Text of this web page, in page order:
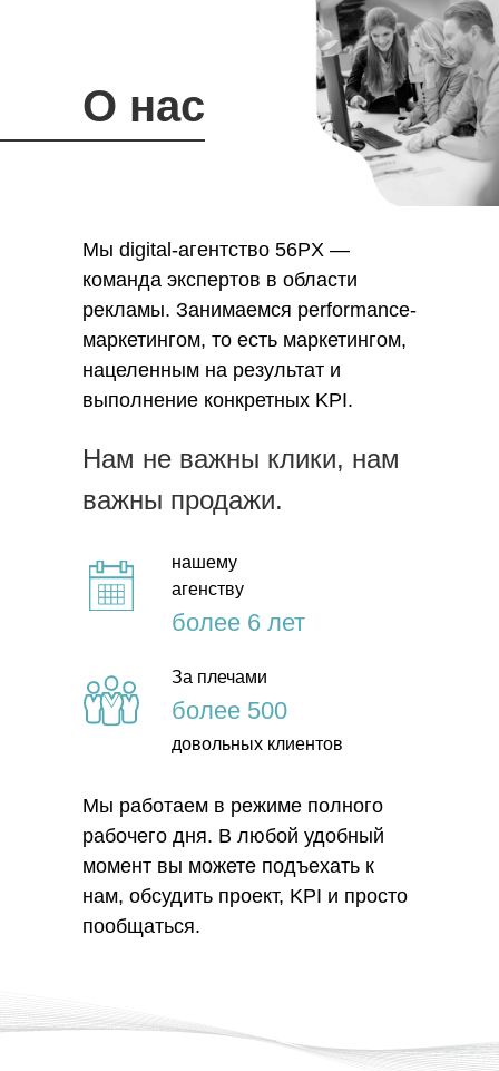
нашему
агенству
более 6 лет
За плечами
довольных клиентов
более 500
О нас
Мы digital-агентство 56PX —
команда экспертов в области
рекламы. Занимаемся performance-
маркетингом, то есть маркетингом,
нацеленным на результат и
выполнение конкретных KPI.
Нам не важны клики, нам
важны продажи.
Мы работаем в режиме полного
рабочего дня. В любой удобный
момент вы можете подъехать к
нам, обсудить проект, KPI и просто
пообщаться.